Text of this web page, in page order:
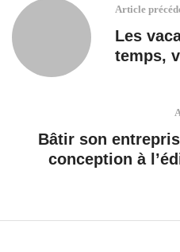
Article
Les
temps,
Bâtir son
conception à